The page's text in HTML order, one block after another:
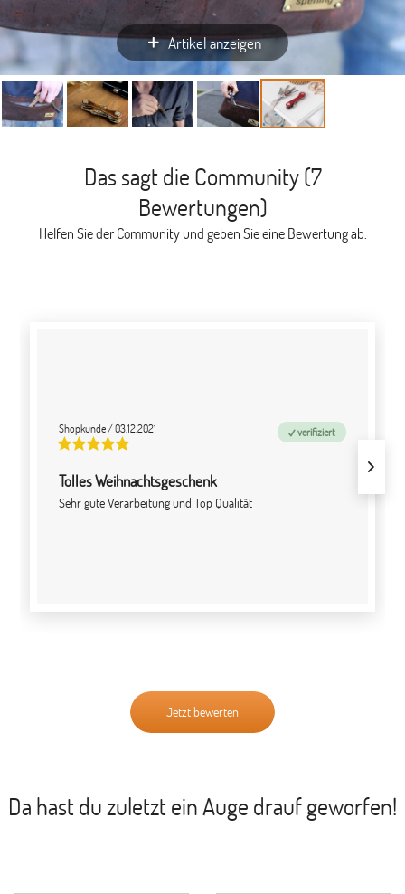
Artikel anzeigen
Das sagt die Community (7
Bewertungen)
Helfen Sie der Community und geben Sie eine Bewertung ab.
Shopkunde/03.12.2021 verifiziert
Tolles Weihnachtsgeschenk
Sehr gute Verarbeitung und Top Qualität
Jetzt bewerten
Da hast du zuletzt ein Auge drauf geworfen!